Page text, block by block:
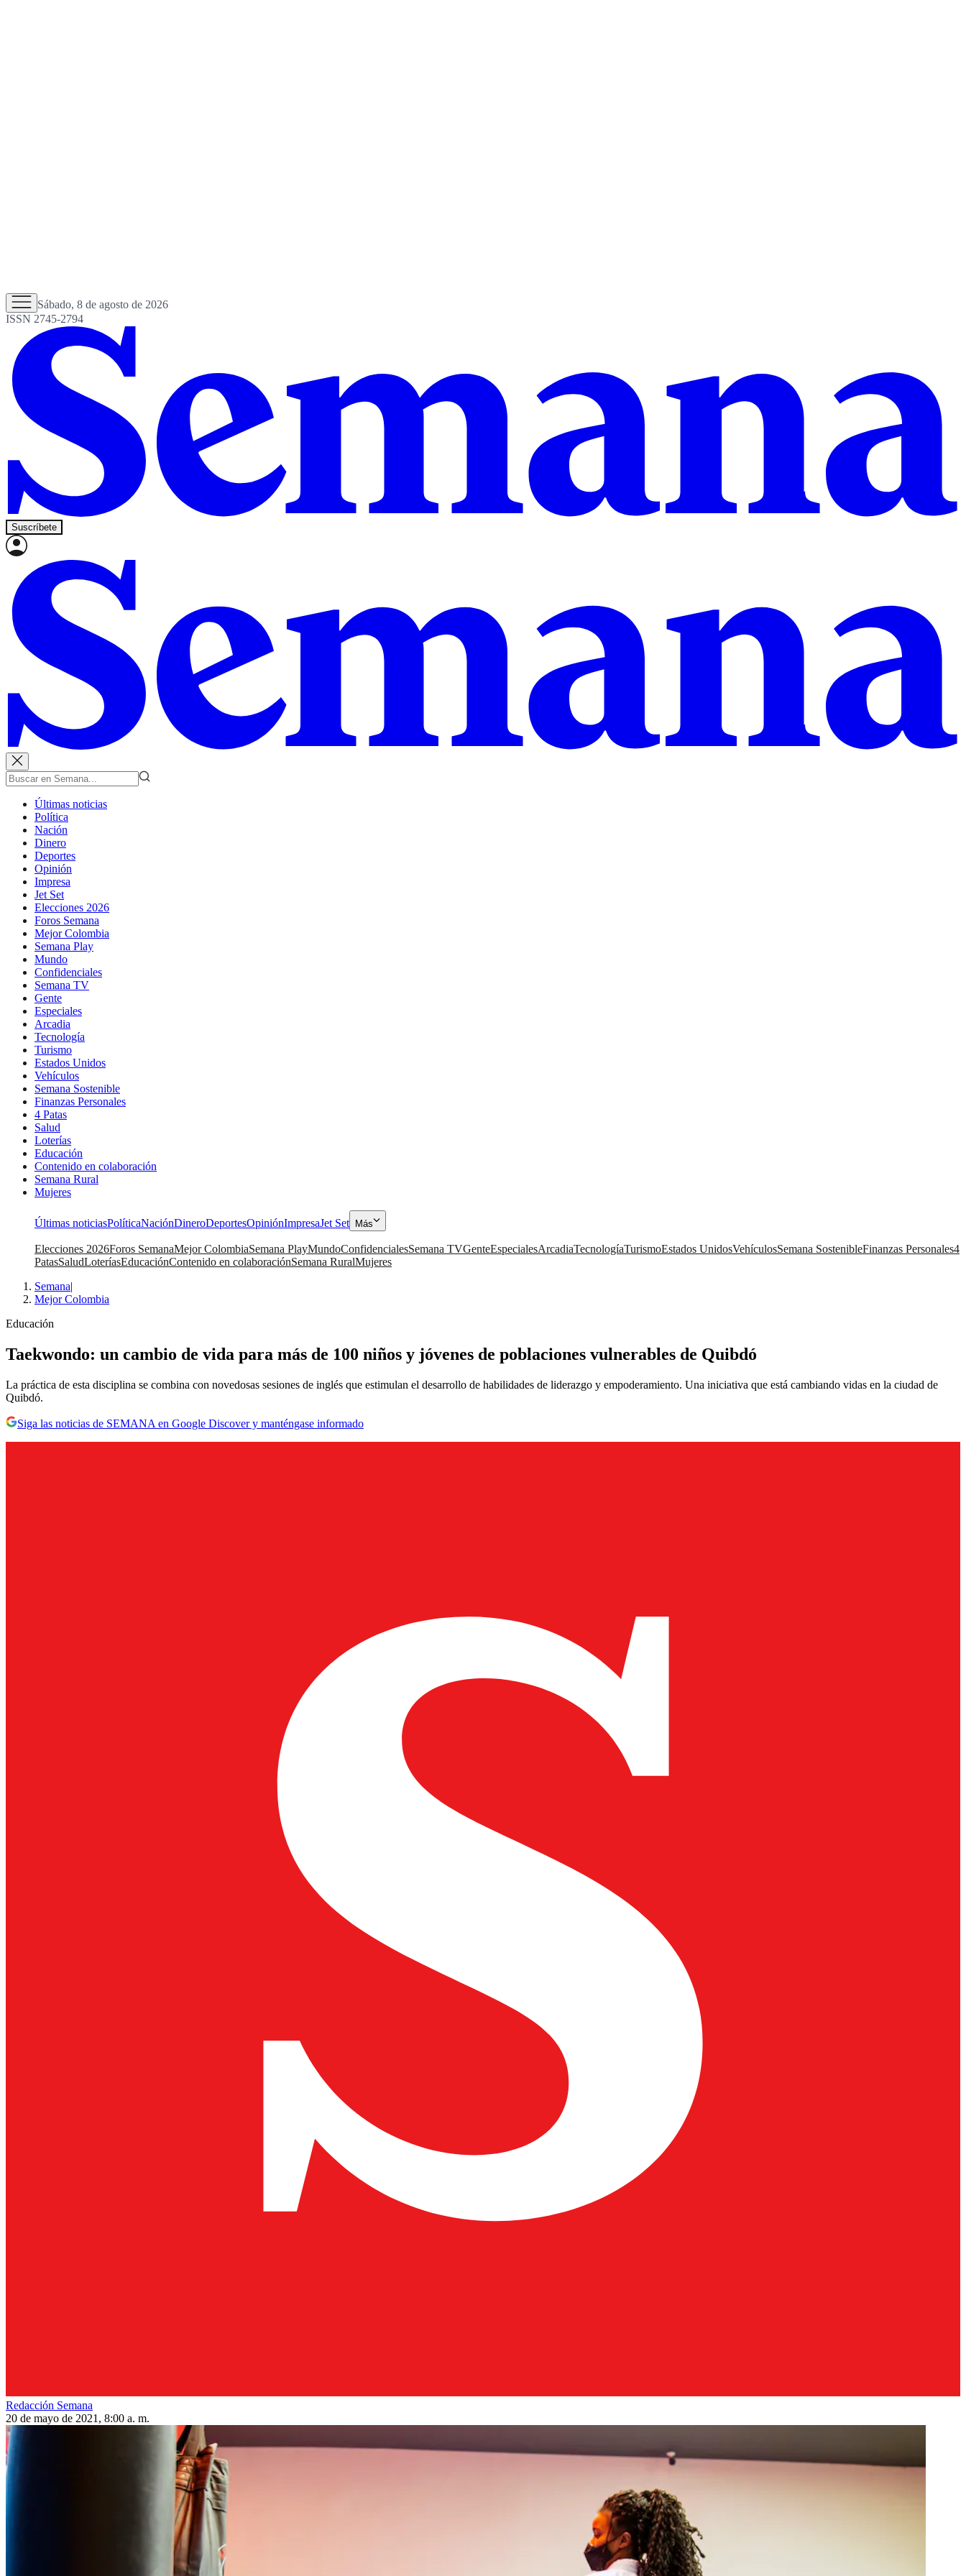
Sábado, 8 de agosto de 2026
ISSN 2745-2794
Suscríbete
Últimas noticias
Política
Nación
Dinero
Deportes
Opinión
Impresa
Jet Set
Elecciones 2026
Foros Semana
Mejor Colombia
Semana Play
Mundo
Confidenciales
Semana TV
Gente
Especiales
Arcadia
Tecnología
Turismo
Estados Unidos
Vehículos
Semana Sostenible
Finanzas Personales
4 Patas
Salud
Loterías
Educación
Contenido en colaboración
Semana Rural
Mujeres
Últimas noticiasPolíticaNaciónDineroDeportesOpiniónImpresaJet Set Más
Elecciones 2026Foros SemanaMejor ColombiaSemana PlayMundoConfidencialesSemana TVGenteEspecialesArcadiaTecnologíaTurismoEstados UnidosVehículosSemana SostenibleFinanzas Personales4
PatasSaludLoteríasEducaciónContenido en colaboraciónSemana RuralMujeres
Semana|
Mejor Colombia
Educación
Taekwondo: un cambio de vida para más de 100 niños y jóvenes de poblaciones vulnerables de Quibdó
La práctica de esta disciplina se combina con novedosas sesiones de inglés que estimulan el desarrollo de habilidades de liderazgo y empoderamiento. Una iniciativa que está cambiando vidas en la ciudad de
Quibdó.
Siga las noticias de SEMANA en Google Discover y manténgase informado
Redacción Semana
20 de mayo de 2021, 8:00 a. m.